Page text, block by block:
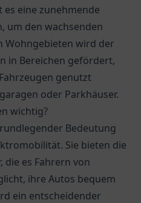
eine zunehmende
um den wachsenden
Wohngebieten wird der
in Bereichen gefördert,
genutzt
oder Parkhäuser.
wichtig?
Bedeutung
Sie bieten die
es Fahrern von
ihre Autos bequem
ein entscheidender